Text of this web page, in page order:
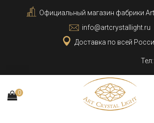
Официальный магазин фабрики
info@artcrystallight.ru
Доставка по всей
Тел:
0